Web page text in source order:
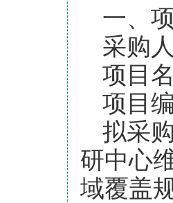
一、
采购
项目
项目
拟采
研中心
域覆盖